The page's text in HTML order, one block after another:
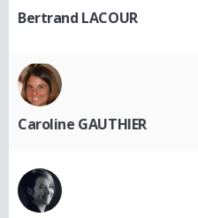
Bertrand LACOUR
Caroline GAUTHIER